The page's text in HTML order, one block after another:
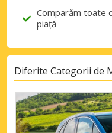
Comparăm toate
piață
Diferite Categorii de